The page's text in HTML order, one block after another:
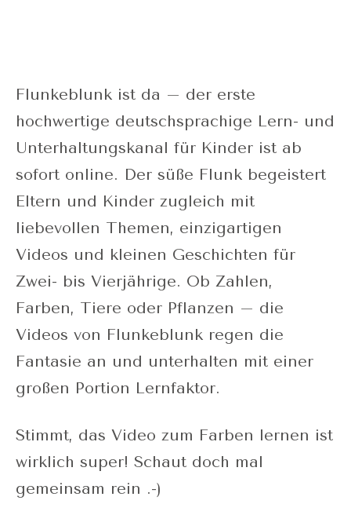
Flunkeblunk ist da – der erste
hochwertige deutschsprachige Lern- und
Unterhaltungskanal für Kinder ist ab
sofort online. Der süße Flunk begeistert
Eltern und Kinder zugleich mit
liebevollen Themen, einzigartigen
Videos und kleinen Geschichten für
Zwei- bis Vierjährige. Ob Zahlen,
Farben, Tiere oder Pflanzen – die
Videos von Flunkeblunk regen die
Fantasie an und unterhalten mit einer
großen Portion Lernfaktor.
Stimmt, das Video zum Farben lernen ist
wirklich super! Schaut doch mal
gemeinsam rein .-)